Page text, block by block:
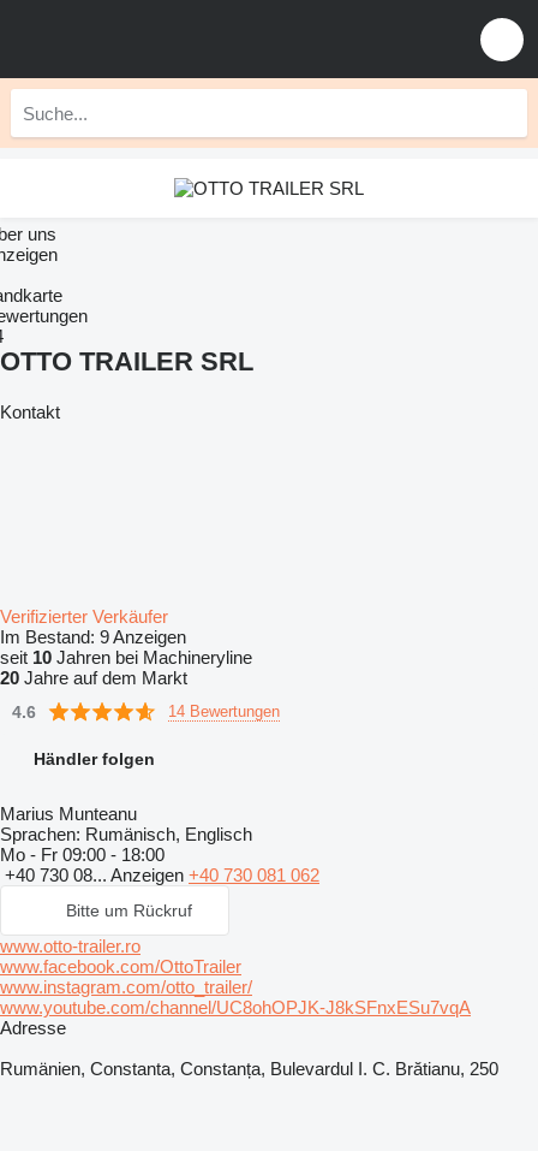
uns
OTTO TRAILER SRL
Kontakt
Verifizierter Verkäufer
Im Bestand: 9 Anzeigen
seit 10 Jahren bei Machineryline
20 Jahre auf dem Markt
4.6 14 Bewertungen
Händler folgen
Marius Munteanu
Sprachen: Rumänisch, Englisch
Mo - Fr 09:00 - 18:00
+40 730 08... Anzeigen +40 730 081 062
Bitte um Rückruf
www.otto-trailer.ro
www.facebook.com/OttoTrailer
www.instagram.com/otto_trailer/
www.youtube.com/channel/UC8ohOPJK-J8kSFnxESu7vqA
Adresse
Rumänien, Constanta, Constanța, Bulevardul I. C. Brătianu, 250